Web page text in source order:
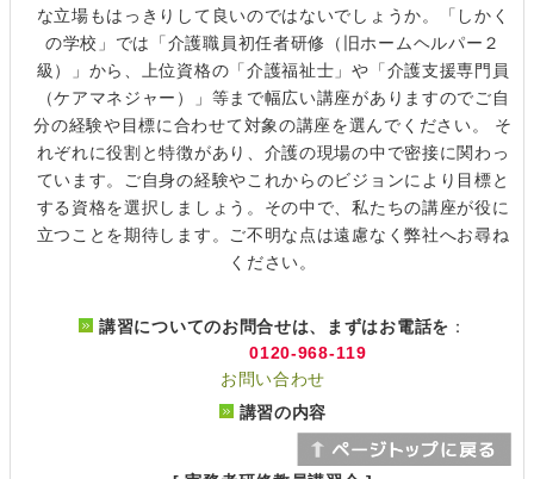
な立場もはっきりして良いのではないでしょうか。「しかく
の学校」では「介護職員初任者研修（旧ホームヘルパー２
級）」から、上位資格の「介護福祉士」や「介護支援専門員
（ケアマネジャー）」等まで幅広い講座がありますのでご自
分の経験や目標に合わせて対象の講座を選んでください。 そ
れぞれに役割と特徴があり、介護の現場の中で密接に関わっ
ています。ご自身の経験やこれからのビジョンにより目標と
する資格を選択しましょう。その中で、私たちの講座が役に
立つことを期待します。ご不明な点は遠慮なく弊社へお尋ね
ください。
講習についてのお問合せは、まずはお電話を ：
0120-968-119
お問い合わせ
講習の内容